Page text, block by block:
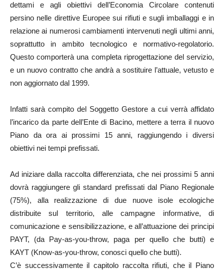
dettami e agli obiettivi dell’Economia Circolare contenuti
persino nelle direttive Europee sui rifiuti e sugli imballaggi e in
relazione ai numerosi cambiamenti intervenuti negli ultimi anni,
soprattutto in ambito tecnologico e normativo-regolatorio.
Questo comporterà una completa riprogettazione del servizio,
e un nuovo contratto che andrà a sostituire l’attuale, vetusto e
non aggiornato dal 1999.
Infatti sarà compito del Soggetto Gestore a cui verrà affidato
l’incarico da parte dell’Ente di Bacino, mettere a terra il nuovo
Piano da ora ai prossimi 15 anni, raggiungendo i diversi
obiettivi nei tempi prefissati.
Ad iniziare dalla raccolta differenziata, che nei prossimi 5 anni
dovrà raggiungere gli standard prefissati dal Piano Regionale
(75%), alla realizzazione di due nuove isole ecologiche
distribuite sul territorio, alle campagne informative, di
comunicazione e sensibilizzazione, e all’attuazione dei principi
PAYT, (da Pay-as-you-throw, paga per quello che butti) e
KAYT (Know-as-you-throw, conosci quello che butti).
C’è successivamente il capitolo raccolta rifiuti, che il Piano